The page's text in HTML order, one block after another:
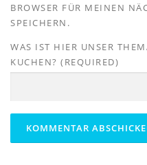
BROWSER FÜR MEINEN
SPEICHERN.
WAS IST HIER UNSER
KUCHEN? (REQUIRED)